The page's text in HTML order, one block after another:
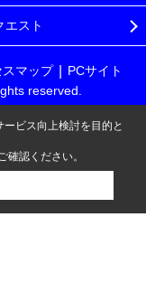
エスト
スマップ
PCサイト
reserved.
ビス向上検討を目的と
確認ください。